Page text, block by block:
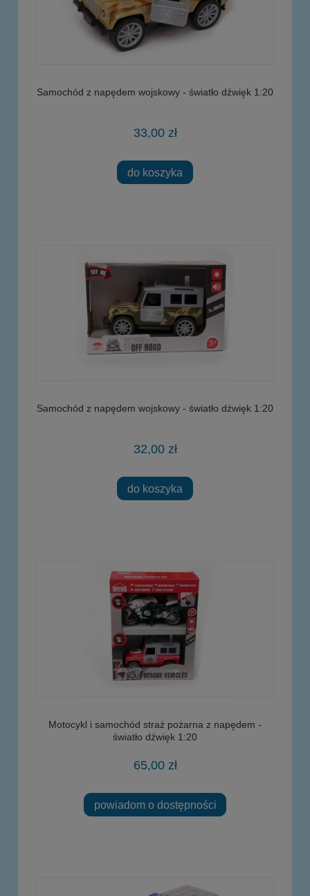
Samochód z napędem wojskowy - światło dźwięk 1:20
33,00 zł
do koszyka
Samochód z napędem wojskowy - światło dźwięk 1:20
32,00 zł
do koszyka
Motocykl i samochód straż pożarna z napędem -
światło dźwięk 1:20
65,00 zł
powiadom o dostępności